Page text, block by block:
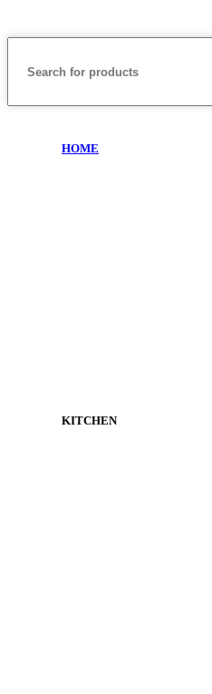
HOME
KITCHEN